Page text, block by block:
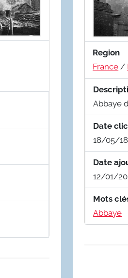
Region
France /
Abbaye
Date
18/05/
Date
12/01/
Mots
Abbaye